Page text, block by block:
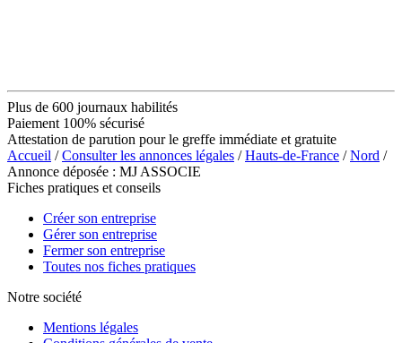
Plus de 600 journaux habilités
Paiement 100% sécurisé
Attestation de parution pour le greffe immédiate et gratuite
Accueil /Consulter les annonces légales /Hauts-de-France /Nord /
Annonce déposée : MJ ASSOCIE
Fiches pratiques et conseils
Créer son entreprise
Gérer son entreprise
Fermer son entreprise
Toutes nos fiches pratiques
Notre société
Mentions légales